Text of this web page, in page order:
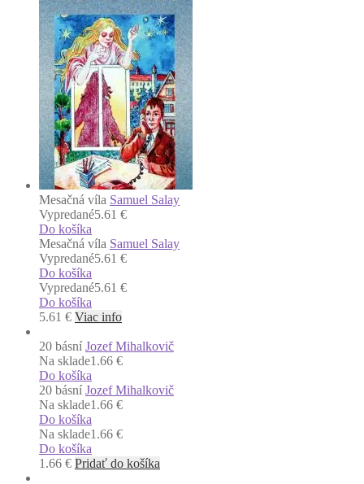
Mesačná víla Samuel Salay
Vypredané5.61 €
Do košíka
Mesačná víla Samuel Salay
Vypredané5.61 €
Do košíka
Vypredané5.61 €
Do košíka
5.61 € Viac info
20 básní Jozef Mihalkovič
Na sklade1.66 €
Do košíka
20 básní Jozef Mihalkovič
Na sklade1.66 €
Do košíka
Na sklade1.66 €
Do košíka
1.66 € Pridať do košíka